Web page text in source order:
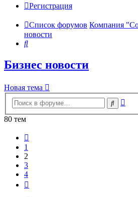
Регистрация
Список форумов Компания
новости
Поиск
Бизнес новости
Новая тема
Поиск
80 тем
1
2
3
4